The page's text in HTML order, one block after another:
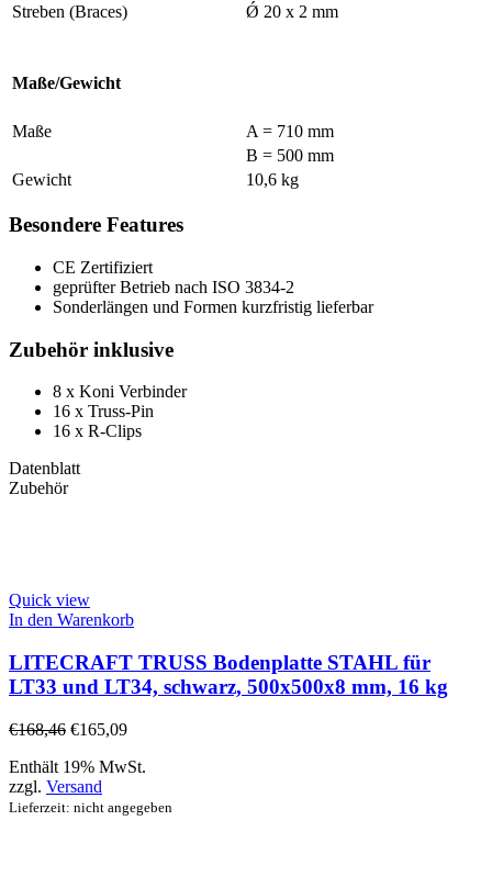
Streben (Braces)
Ǿ 20 x 2 mm
Maße/Gewicht
Maße
A = 710 mm
B = 500 mm
Gewicht
10,6 kg
Besondere Features
CE Zertifiziert
geprüfter Betrieb nach ISO 3834-2
Sonderlängen und Formen kurzfristig lieferbar
Zubehör inklusive
8 x Koni Verbinder
16 x Truss-Pin
16 x R-Clips
Datenblatt
Zubehör
Quick view
In den Warenkorb
LITECRAFT TRUSS Bodenplatte STAHL für
LT33 und LT34, schwarz, 500x500x8 mm, 16 kg
€168,46 €165,09
Enthält 19% MwSt.
zzgl. Versand
Lieferzeit: nicht angegeben